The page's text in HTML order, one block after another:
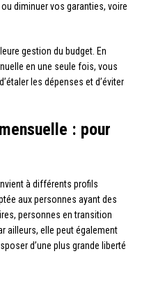
diminuer vos garanties, voire
gestion du budget. En
en une seule fois, vous
les dépenses et d’éviter
: pour
à différents profils
aux personnes ayant des
personnes en transition
ailleurs, elle peut également
d’une plus grande liberté